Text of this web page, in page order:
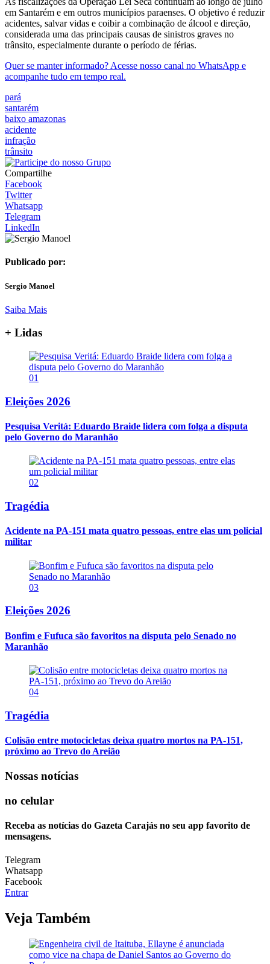
em Santarém e em outros municípios paraenses. O objetivo é reduzir
acidentes, salvar vidas e coibir a combinação de álcool e direção,
considerada uma das principais causas de sinistros graves no
trânsito, especialmente durante o período de férias.
Quer se manter informado? Acesse nosso canal no WhatsApp e
acompanhe tudo em tempo real.
pará
santarém
baixo amazonas
acidente
infração
trânsito
Compartilhe
Facebook
Twitter
Whatsapp
Telegram
LinkedIn
Publicado por:
Sergio Manoel
Saiba Mais
+ Lidas
01
Eleições 2026
Pesquisa Veritá: Eduardo Braide lidera com folga a disputa
pelo Governo do Maranhão
02
Tragédia
Acidente na PA-151 mata quatro pessoas, entre elas um policial
militar
03
Eleições 2026
Bonfim e Fufuca são favoritos na disputa pelo Senado no
Maranhão
04
Tragédia
Colisão entre motocicletas deixa quatro mortos na PA-151,
próximo ao Trevo do Areião
Nossas notícias
no celular
Receba as notícias do Gazeta Carajás no seu app favorito de
mensagens.
Telegram
Whatsapp
Facebook
Entrar
Veja Também